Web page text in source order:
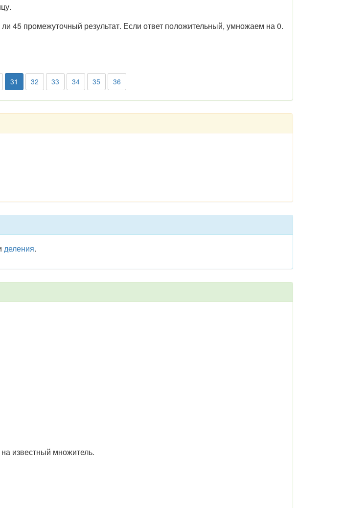
45 промежуточный результат. Если ответ положительный, умножаем на 0.
31 32 33 34 35 36
деления.
известный множитель.